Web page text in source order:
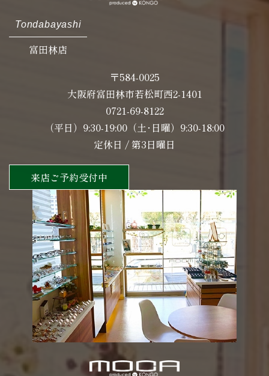
Tondabayashi
富田林店
〒584-0025
大阪府富田林市若松町西2-1401
0721-69-8122
（平日）9:30-19:00（土･日曜）9:30-18:00
定休日 / 第3日曜日
来店ご予約受付中